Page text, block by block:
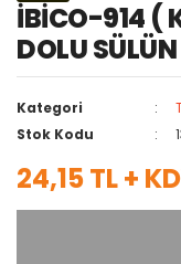
İBİCO-914 (
DOLU
Kategori
Stok Kodu
24,15 TL +